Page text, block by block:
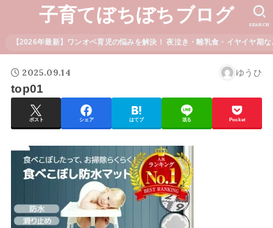
子育てぼちぼちブログ
【2026年最新】ワンオペ育児の悩みを解決！ 夜泣き・離乳食・イヤイヤ期
SEARCH
2025.09.14 ゆうひ
top01
ポスト シェア はてブ 送る Pocket